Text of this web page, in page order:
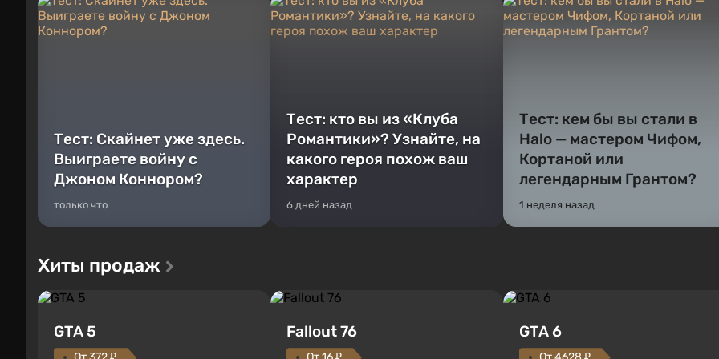
Тест: Скайнет уже здесь.
Выиграете войну с
Джоном Коннором?
только что
Тест: кто вы из «Клуба
Романтики»? Узнайте, на
какого героя похож ваш
характер
6 дней назад
Тест: кем бы вы стали в
Halo — мастером Чифом,
Кортаной или
легендарным Грантом?
1 неделя назад
Хиты продаж
GTA 5 Fallout 76 GTA 6